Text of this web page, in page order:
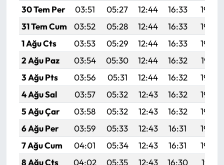
30 Tem Per
03:51 05:27 12:44 16:33
19:50
31 Tem Cum
03:52 05:28 12:44 16:33
19:49
1 Ağu Cts
03:53 05:29 12:44 16:33
19:48
2 Ağu Paz
03:54 05:30 12:44 16:32
19:47
3 Ağu Pts
03:56 05:31 12:44 16:32
19:46
4 Ağu Sal
03:57 05:32 12:43 16:32
19:45
5 Ağu Çar
03:58 05:32 12:43 16:32
19:44
6 Ağu Per
03:59 05:33 12:43 16:31
19:43
7 Ağu Cum
04:01 05:34 12:43 16:31
19:42
8 Ağu Cts
04:02 05:35 12:43 16:30
19:41